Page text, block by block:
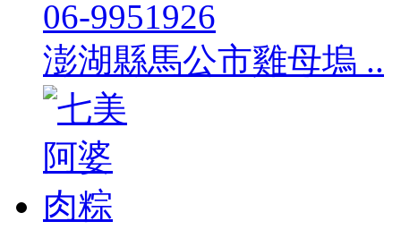
06-9951926
澎湖縣馬公市雞母塢 ..